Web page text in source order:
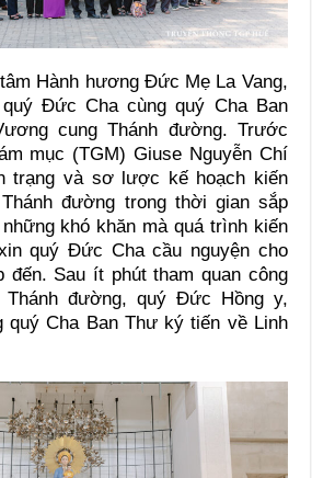
Hành hương Đức Mẹ La Vang,
Đức Cha cùng quý Cha Ban
cung Thánh đường. Trước
mục (TGM) Giuse Nguyễn Chí
trạng và sơ lược kế hoạch kiến
đường trong thời gian sắp
khó khăn mà quá trình kiến
quý Đức Cha cầu nguyện cho
đến. Sau ít phút tham quan công
đường, quý Đức Hồng y,
quý Cha Ban Thư ký tiến về Linh